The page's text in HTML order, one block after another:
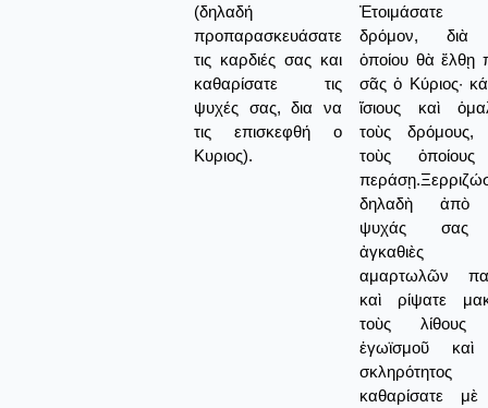
(δηλαδή
προπαρασκευάσατε
τις καρδιές σας και
καθαρίσατε τις
ψυχές σας, δια να
τις επισκεφθή ο
Κυριος).
Ἐτοιμάσατε
δρόμον, διὰ
ὁποίου θὰ ἔλθῃ
σᾶς ὁ Κύριος·
ἴσιους καὶ
τοὺς δρόμους,
τοὺς
δηλαδὴ ἀπὸ
ψυχάς σας
ἀγκαθιὲς
αμαρτωλῶν
καὶ ρίψατε
τοὺς λίθους
ἐγωϊσμοῦ καὶ
σκληρότητος
καθαρίσατε